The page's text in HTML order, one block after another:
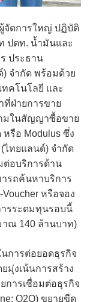
จัดการใหญ่ ปฏิบัติ
ปตท. น้ำมันและ
ประธาน
จำกัด พร้อมด้วย
ทคโนโลยี และ
ที่ฝ่ายการขาย
มในสัญญาซื้อขาย
รือ Modulus ซึ่ง
ไทยแลนด์) จำกัด
ต่อบริการด้าน
รถค้นหาบริการ
หรือจอง
ารระดมทุนรอบนี้
าณ 140 ล้านบาท)
นการต่อยอดธุรกิจ
มุ่งเน้นการสร้าง
การเชื่อมต่อธุรกิจ
O2O) ขยายขีด